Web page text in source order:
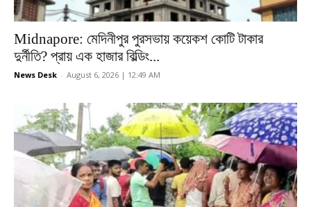
Midnapore: মেদিনীপুর পুরসভায় কয়েকশ কোটি টাকার
দুর্নীতি? প্রায় এক হাজার বিল্ডিং...
News Desk - August 6, 2026 | 12:49 AM